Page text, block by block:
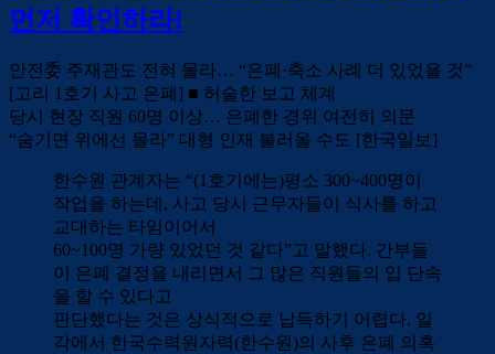
먼저 확인하라!
안전委 주재관도 전혀 몰라… “은폐·축소 사례 더 있었을 것”
[고리 1호기 사고 은폐] ■ 허술한 보고 체계
당시 현장 직원 60명 이상… 은폐한 경위 여전히 의문
“숨기면 위에선 몰라” 대형 인재 불러올 수도 [한국일보]
한수원 관계자는 “(1호기에는)평소 300~400명이
작업을 하는데, 사고 당시 근무자들이 식사를 하고
교대하는 타임이어서
60~100명 가량 있었던 것 같다”고 말했다. 간부들
이 은폐 결정을 내리면서 그 많은 직원들의 입 단속
을 할 수 있다고
판단했다는 것은 상식적으로 납득하기 어렵다. 일
각에서 한국수력원자력(한수원)의 사후 은폐 의혹